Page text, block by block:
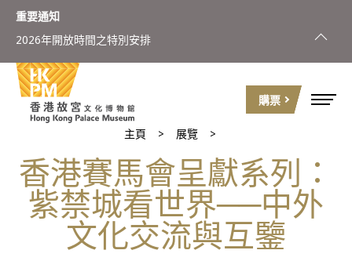
購票
重要通知
2026年開放時間之特別安排
主頁 展覽
香港賽馬會呈獻系列：
紫禁城看世界──中外
文化交流與互鑒